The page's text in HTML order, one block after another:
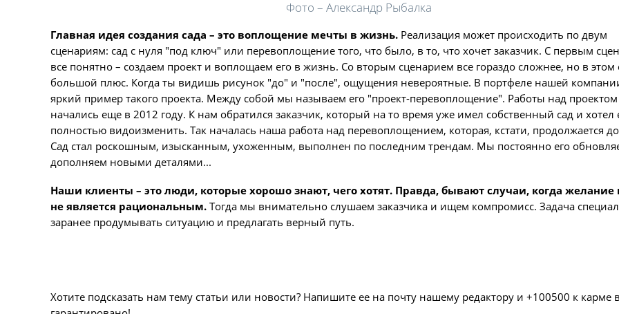
Фото – Александр Рыбалка
Главная идея создания сада – это воплощение мечты в жизнь. Реализация может происходить по двум
сценариям: сад с нуля "под ключ" или перевоплощение того, что было, в то, что хочет заказчик. С первым
все понятно – создаем проект и воплощаем его в жизнь. Со вторым сценарием все гораздо сложнее, но в этом
большой плюс. Когда ты видишь рисунок "до" и "после", ощущения невероятные. В портфеле нашей
яркий пример такого проекта. Между собой мы называем его "проект-перевоплощение". Работы над проектом
начались еще в 2012 году. К нам обратился заказчик, который на то время уже имел собственный сад и хотел
полностью видоизменить. Так началась наша работа над перевоплощением, которая, кстати, продолжается
Сад стал роскошным, изысканным, ухоженным, выполнен по последним трендам. Мы постоянно его
дополняем новыми деталями...
Наши клиенты – это люди, которые хорошо знают, чего хотят. Правда, бывают случаи, когда желание
не является рациональным. Тогда мы внимательно слушаем заказчика и ищем компромисс. Задача
заранее продумывать ситуацию и предлагать верный путь.
Хотите подсказать нам тему статьи или новости? Напишите ее на почту нашему редактору и +100500 к карме